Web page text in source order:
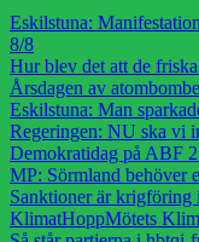
Eskilstuna:
8/8
Hur blev det att de
Årsdagen av
Eskilstuna: Man
Regeringen: NU ska vi
Demokratidag på ABF
MP: Sörmland behöver
Sanktioner är krigföring
KlimatHoppMötets